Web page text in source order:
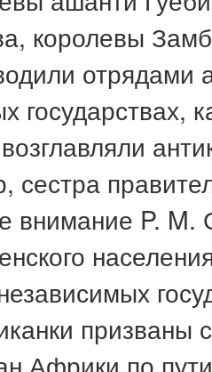
королевы
отрядами
государствах,
сестра
внимание P. M.
призваны